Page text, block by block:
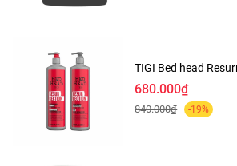
TIGI Bed head
680.000₫
840.000₫ -19%